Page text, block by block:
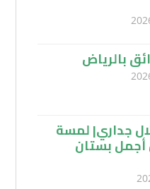
بالرياض
جداري| لمسة
بستان